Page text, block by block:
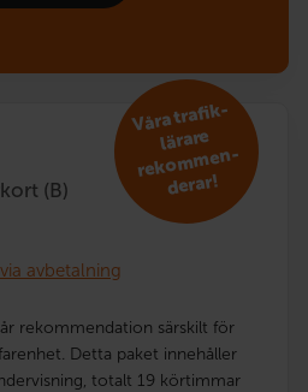
(B)
V
åra trafik­
lärare
reko
m
men­
derar!
avbetalning
rekommendation särskilt för
Detta paket innehåller
totalt 19 körtimmar